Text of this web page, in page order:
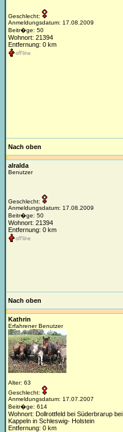
Geschlecht:
Anmeldungsdatum: 17.08.2009
Beitr�ge: 50
Wohnort: 21394
Entfernung: 0 km
Nach oben
alralda
Benutzer
Geschlecht:
Anmeldungsdatum: 17.08.2009
Beitr�ge: 50
Wohnort: 21394
Entfernung: 0 km
Nach oben
Kathrin
Erfahrener Benutzer
Alter: 63
Geschlecht:
Anmeldungsdatum: 17.07.2007
Beitr�ge: 614
Wohnort: Dollrottfeld bei Süderbrarup bei
Kappeln in Schleswig- Holstein
Entfernung: 0 km